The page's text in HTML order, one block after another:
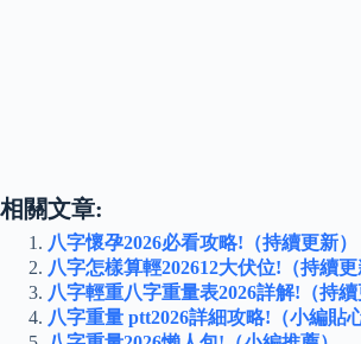
相關文章:
八字懷孕2026必看攻略!（持續更新）
八字怎樣算輕202612大伏位!（持續更
八字輕重八字重量表2026詳解!（持續
八字重量 ptt2026詳細攻略!（小編貼